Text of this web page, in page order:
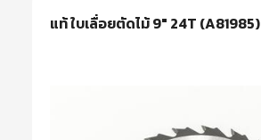
แท้ ใบเลื่อยตัดไม้ 9″ 24T (A81985)